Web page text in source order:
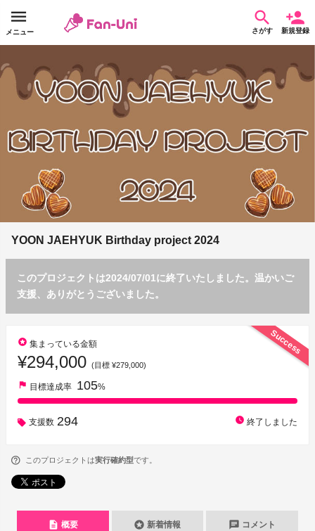
メニュー さがす 新規登録
YOON JAEHYUK Birthday project 2024
このプロジェクトは2024/07/01に終了いたしました。温かいご
支援、ありがとうございました。
Success
stars 集まっている金額
¥294,000 (目標 ¥279,000)
flag 目標達成率 105%
支援数 294 watch_later 終了しました
このプロジェクトは実行確約型です。
description 概要 stars 新着情報 chat コメント